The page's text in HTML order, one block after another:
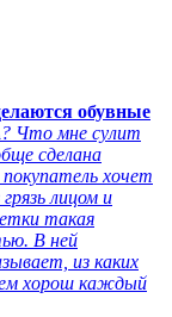
обувные
Что мне сулит
сделана
хочет
лицом и
такая
В ней
из каких
хорош каждый